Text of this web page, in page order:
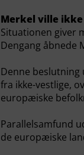
Merkel ville
Situationen giver
Dengang åbnede
Denne beslutning
fra ikke-vestlige,
europæiske
Parallelsamfund
de europæiske